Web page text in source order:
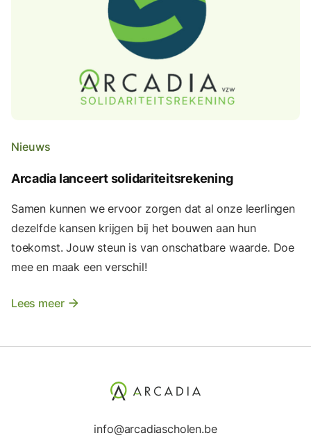
Nieuws
Arcadia lanceert solidariteitsrekening
Samen kunnen we ervoor zorgen dat al onze leerlingen
dezelfde kansen krijgen bij het bouwen aan hun
toekomst. Jouw steun is van onschatbare waarde. Doe
mee en maak een verschil!
Lees meer arrow_forward
info@arcadiascholen.be